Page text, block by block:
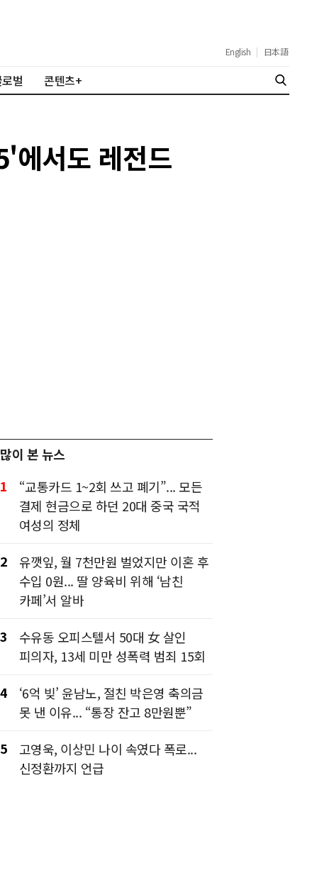
English | 日本語
벌 콘텐츠+
에서도 레전드
많이 본 뉴스
1
“교통카드 1~2회 쓰고 폐기”... 모든
결제 현금으로 하던 20대 중국 국적
여성의 정체
2
유깻잎, 월 7천만원 벌었지만 이혼 후
수입 0원... 딸 양육비 위해 ‘남친
카페’서 알바
3
수유동 오피스텔서 50대 女 살인
피의자, 13세 미만 성폭력 범죄 15회
4
‘6억 빚’ 윤남노, 절친 박은영 축의금
못 낸 이유... “통장 잔고 8만원뿐”
5
고영욱, 이상민 나이 속였다 폭로...
신정환까지 언급